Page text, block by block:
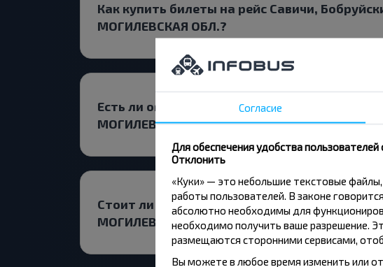
Как купить билеты на рейс Савичи,
МОГИЛЕВСКАЯ ОБЛ.?
Есть ли ограничения на поездку Савичи,
МОГИЛЕВСКАЯ ОБЛ.?
Стоит ли искать билет Савичи, Бобруйский
МОГИЛЕВСКАЯ ОБЛ. заранее?
Согласие
Для обеспечения удобства
Отклонить
«Куки» — это небольшие текстовые
работы пользователей. В законе
абсолютно необходимы для
необходимо получить ваше разрешение.
размещаются сторонними сервисами,
Вы можете в любое время изменить или